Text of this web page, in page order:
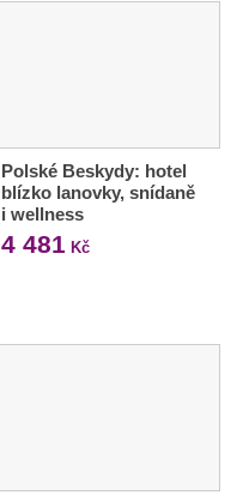
Polské Beskydy: hotel
blízko lanovky, snídaně
i wellness
4 481 Kč